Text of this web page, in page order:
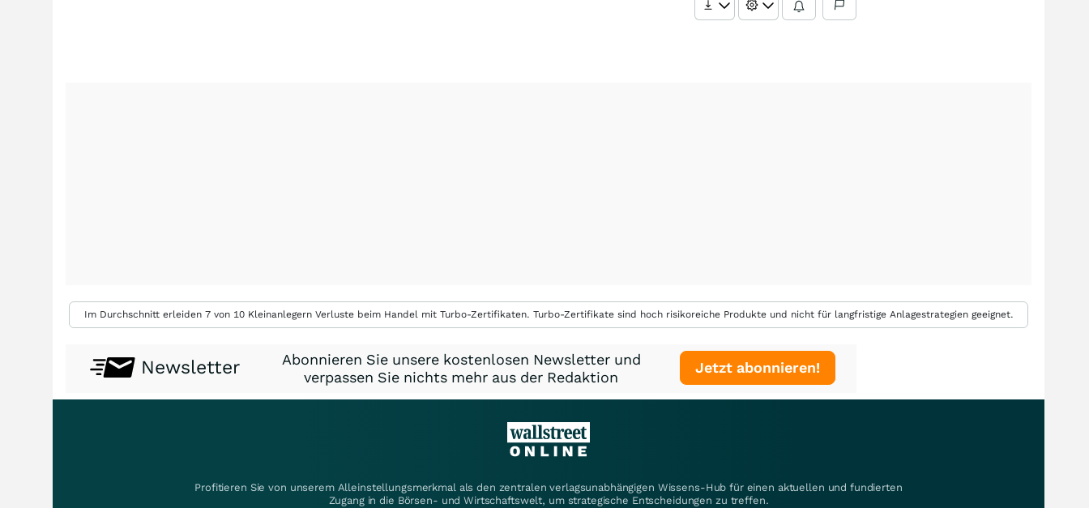
Im Durchschnitt erleiden 7 von 10 Kleinanlegern Verluste beim Handel mit Turbo-Zertifikaten. Turbo-Zertifikate sind hoch risikoreiche Produkte und nicht für langfristige Anlagestrategien geeignet.
Newsletter
Abonnieren Sie unsere kostenlosen Newsletter und
verpassen Sie nichts mehr aus der Redaktion
Jetzt abonnieren!
Profitieren Sie von unserem Alleinstellungsmerkmal als den zentralen verlagsunabhängigen Wissens-Hub für einen aktuellen und fundierten
Zugang in die Börsen- und Wirtschaftswelt, um strategische Entscheidungen zu treffen.